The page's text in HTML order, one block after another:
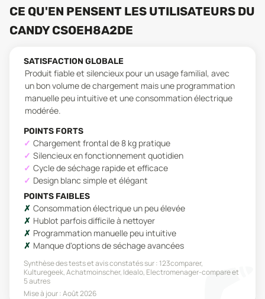
CE QU'EN PENSENT LES UTILISATEURS DU
CANDY CSOEH8A2DE
SATISFACTION GLOBALE
Produit fiable et silencieux pour un usage familial, avec
un bon volume de chargement mais une programmation
manuelle peu intuitive et une consommation électrique
modérée.
POINTS FORTS
Chargement frontal de 8 kg pratique
Silencieux en fonctionnement quotidien
Cycle de séchage rapide et efficace
Design blanc simple et élégant
POINTS FAIBLES
Consommation électrique un peu élevée
Hublot parfois difficile à nettoyer
Programmation manuelle peu intuitive
Manque d'options de séchage avancées
Synthèse des tests et avis constatés sur : 123comparer,
Kulturegeek, Achatmoinscher, Idealo, Electromenager-compareet
5 autres
Mise à jour :Août 2026